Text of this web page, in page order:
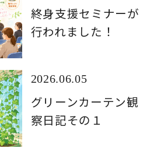
終身支援セミナーが
行われました！
2026.06.05
グリーンカーテン観
察日記その１